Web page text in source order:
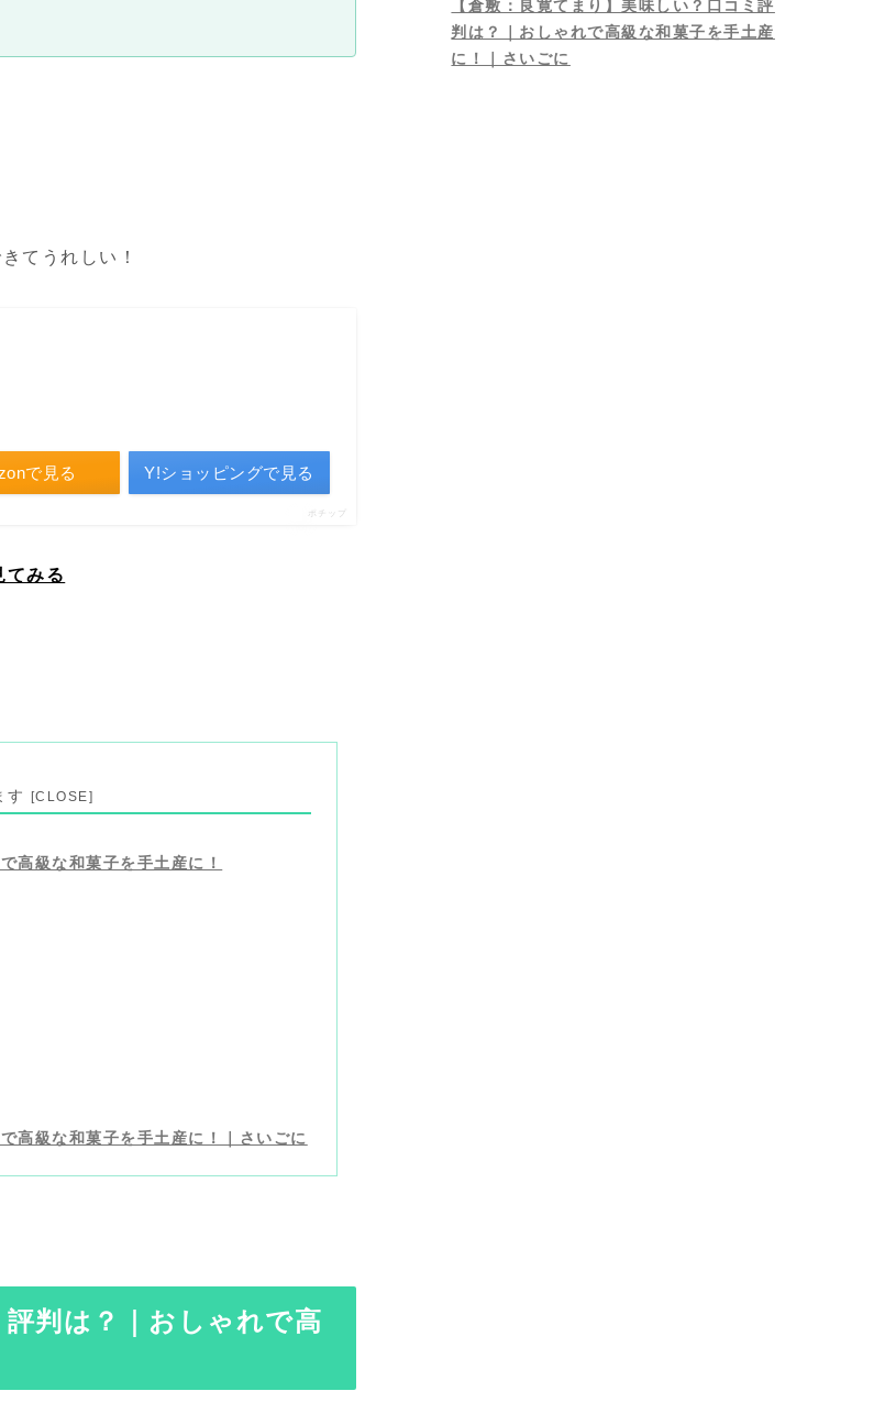
てうれしい！
で見る Y!ショッピングで見る
ポチップ
てみる
す
高級な和菓子を手土産に！
高級な和菓子を手土産に！｜さいごに
評判は？｜おしゃれで高
【倉敷：良寛てまり】美味しい？口コミ評
判は？｜おしゃれで高級な和菓子を手土産
に！｜さいごに